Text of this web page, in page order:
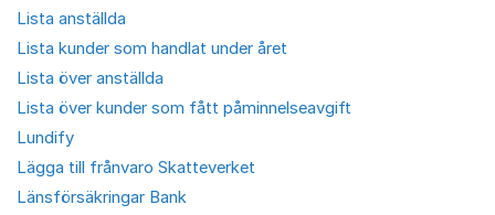
Lista anställda
Lista kunder som handlat under året
Lista över anställda
Lista över kunder som fått påminnelseavgift
Lundify
Lägga till frånvaro Skatteverket
Länsförsäkringar Bank